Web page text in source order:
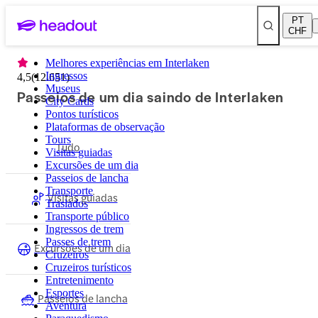
PT
CHF
Melhores experiências em Interlaken
Ingressos
Museus
City Cards
Pontos turísticos
Plataformas de observação
Tours
Visitas guiadas
Excursões de um dia
Passeios de lancha
Transporte
Traslados
Transporte público
Ingressos de trem
Passes de trem
Cruzeiros
Cruzeiros turísticos
Entretenimento
Esportes
Aventura
4,5(12.651)
Passeios de um dia saindo de Interlaken
Tudo
Visitas guiadas
Excursões de um dia
Passeios de lancha